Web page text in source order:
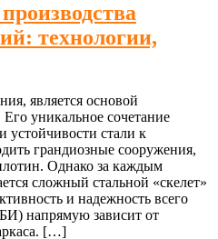
технологии,
является основой
Его уникальное сочетание
устойчивости стали к
грандиозные сооружения,
Однако за каждым
сложный стальной «скелет»
и надежность всего
напрямую зависит от
[…]